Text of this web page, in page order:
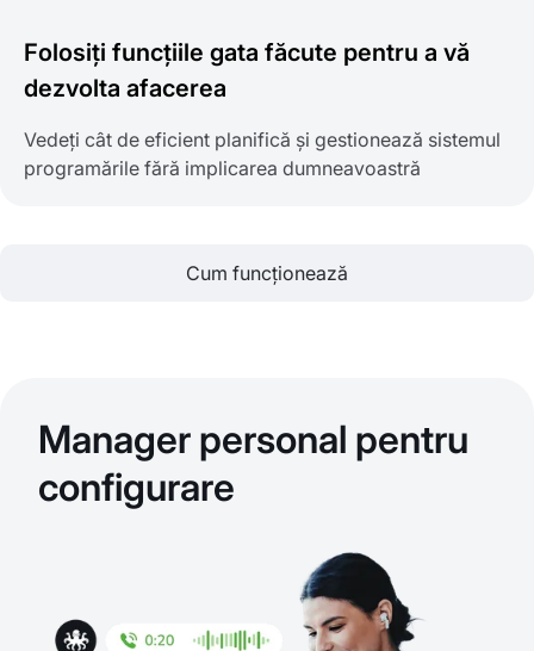
Folosiți funcțiile gata făcute pentru a vă
dezvolta afacerea
Vedeți cât de eficient planifică și gestionează sistemul
programările fără implicarea dumneavoastră
Cum funcționează
Manager personal pentru
configurare